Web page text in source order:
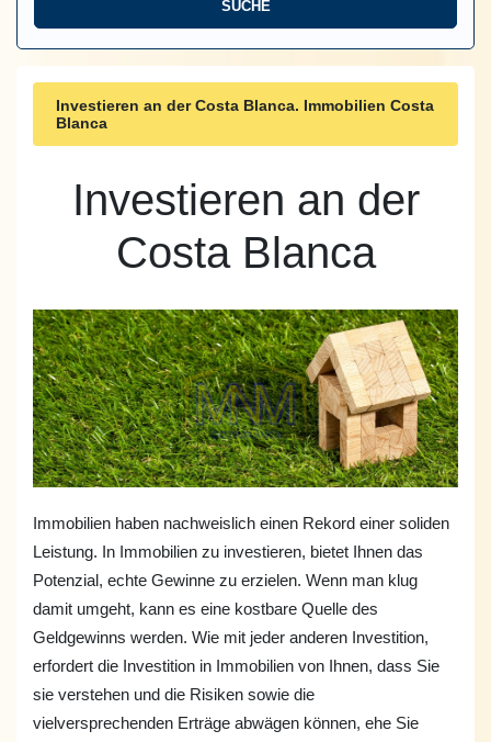
Investieren an der Costa Blanca. Immobilien Costa
Blanca
Investieren an der
Costa Blanca
Immobilien haben nachweislich einen Rekord einer soliden
Leistung. In Immobilien zu investieren, bietet Ihnen das
Potenzial, echte Gewinne zu erzielen. Wenn man klug
damit umgeht, kann es eine kostbare Quelle des
Geldgewinns werden. Wie mit jeder anderen Investition,
erfordert die Investition in Immobilien von Ihnen, dass Sie
sie verstehen und die Risiken sowie die
vielversprechenden Erträge abwägen können, ehe Sie